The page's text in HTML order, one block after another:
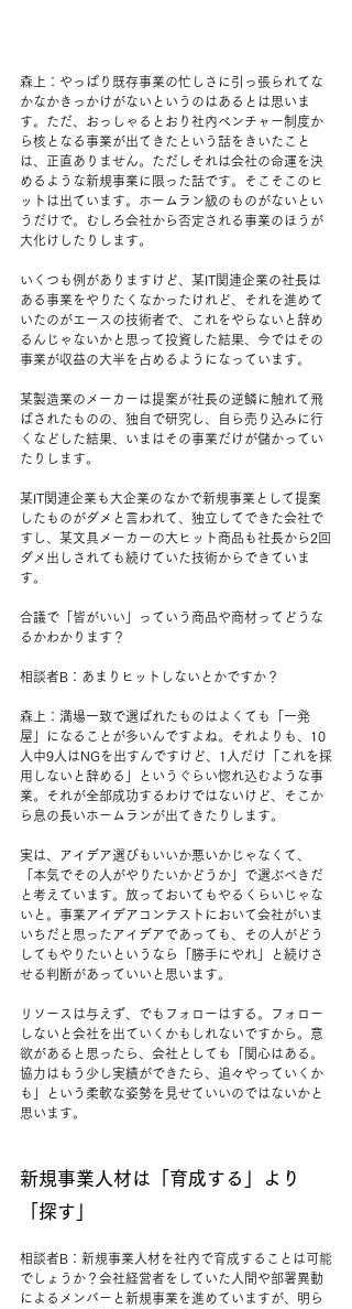
森上：やっぱり既存事業の忙しさに引っ張られてな
かなかきっかけがないというのはあるとは思いま
す。ただ、おっしゃるとおり社内ベンチャー制度か
ら核となる事業が出てきたという話をきいたこと
は、正直ありません。ただしそれは会社の命運を決
めるような新規事業に限った話です。そこそこのヒ
ットは出ています。ホームラン級のものがないとい
うだけで。むしろ会社から否定される事業のほうが
大化けしたりします。
いくつも例がありますけど、某IT関連企業の社長は
ある事業をやりたくなかったけれど、それを進めて
いたのがエースの技術者で、これをやらないと辞め
るんじゃないかと思って投資した結果、今ではその
事業が収益の大半を占めるようになっています。
某製造業のメーカーは提案が社長の逆鱗に触れて飛
ばされたものの、独自で研究し、自ら売り込みに行
くなどした結果、いまはその事業だけが儲かってい
たりします。
某IT関連企業も大企業のなかで新規事業として提案
したものがダメと言われて、独立してできた会社で
すし、某文具メーカーの大ヒット商品も社長から2回
ダメ出しされても続けていた技術からできていま
す。
合議で「皆がいい」っていう商品や商材ってどうな
るかわかります？
相談者B：あまりヒットしないとかですか？
森上：満場一致で選ばれたものはよくても「一発
屋」になることが多いんですよね。それよりも、10
人中9人はNGを出すんですけど、1人だけ「これを採
用しないと辞める」というぐらい惚れ込むような事
業。それが全部成功するわけではないけど、そこか
ら息の長いホームランが出てきたりします。
実は、アイデア選びもいいか悪いかじゃなくて、
「本気でその人がやりたいかどうか」で選ぶべきだ
と考えています。放っておいてもやるくらいじゃな
いと。事業アイデアコンテストにおいて会社がいま
いちだと思ったアイデアであっても、その人がどう
してもやりたいというなら「勝手にやれ」と続けさ
せる判断があっていいと思います。
リソースは与えず、でもフォローはする。フォロー
しないと会社を出ていくかもしれないですから。意
欲があると思ったら、会社としても「関心はある。
協力はもう少し実績ができたら、追々やっていくか
も」という柔軟な姿勢を見せていいのではないかと
思います。
新規事業人材は「育成する」より
「探す」
相談者B：新規事業人材を社内で育成することは可能
でしょうか？会社経営者をしていた人間や部署異動
によるメンバーと新規事業を進めていますが、明ら